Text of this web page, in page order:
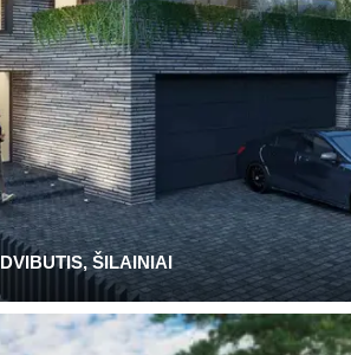
DVIBUTIS, ŠILAINIAI